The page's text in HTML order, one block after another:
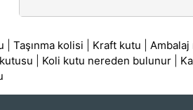
|Taşınma kolisi Kraft kutu
Koli kutu nereden bulunur